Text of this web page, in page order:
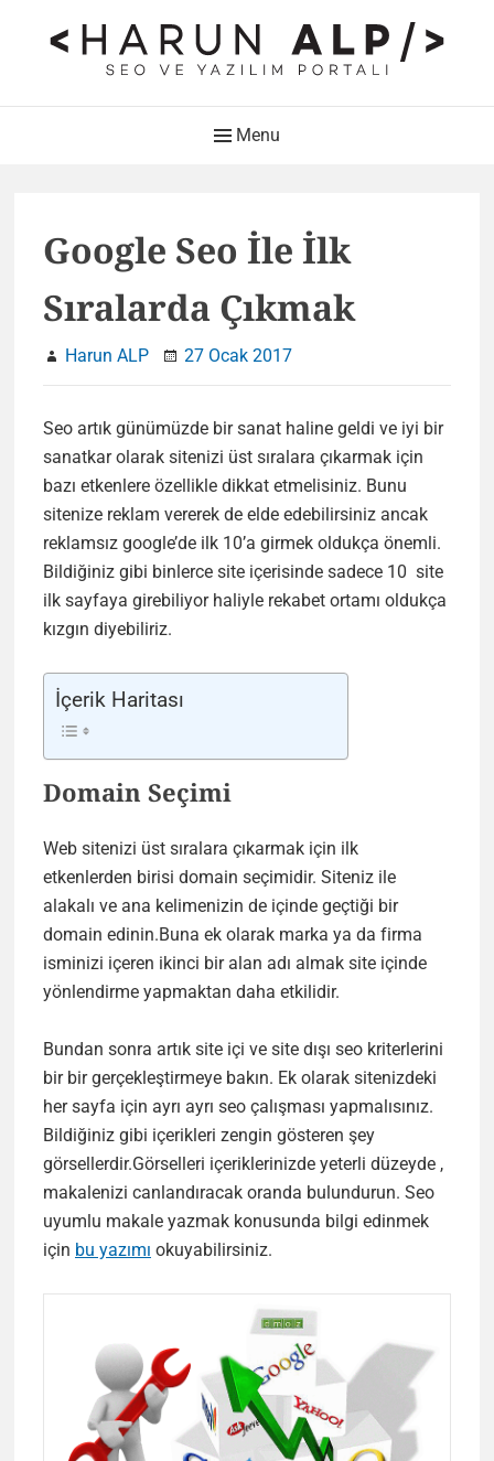
HARUN ALP Kişisel Blog –
SEO ve Yazılım Portalı
Menu
Google Seo İle İlk
Sıralarda Çıkmak
Harun ALP 27 Ocak 2017
Seo artık günümüzde bir sanat haline geldi ve iyi bir
sanatkar olarak sitenizi üst sıralara çıkarmak için
bazı etkenlere özellikle dikkat etmelisiniz. Bunu
sitenize reklam vererek de elde edebilirsiniz ancak
reklamsız google’de ilk 10’a girmek oldukça önemli.
Bildiğiniz gibi binlerce site içerisinde sadece 10 site
ilk sayfaya girebiliyor haliyle rekabet ortamı oldukça
kızgın diyebiliriz.
İçerik Haritası
Domain Seçimi
Web sitenizi üst sıralara çıkarmak için ilk
etkenlerden birisi domain seçimidir. Siteniz ile
alakalı ve ana kelimenizin de içinde geçtiği bir
domain edinin.Buna ek olarak marka ya da firma
isminizi içeren ikinci bir alan adı almak site içinde
yönlendirme yapmaktan daha etkilidir.
Bundan sonra artık site içi ve site dışı seo kriterlerini
bir bir gerçekleştirmeye bakın. Ek olarak sitenizdeki
her sayfa için ayrı ayrı seo çalışması yapmalısınız.
Bildiğiniz gibi içerikleri zengin gösteren şey
görsellerdir.Görselleri içeriklerinizde yeterli düzeyde ,
makalenizi canlandıracak oranda bulundurun. Seo
uyumlu makale yazmak konusunda bilgi edinmek
için bu yazımı okuyabilirsiniz.